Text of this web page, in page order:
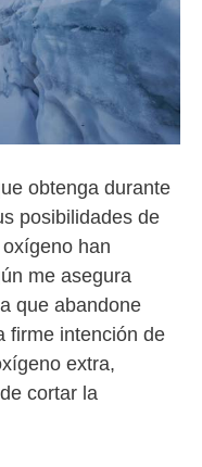
obtenga durante
posibilidades de
han
me asegura
que abandone
firme intención de
extra,
cortar la